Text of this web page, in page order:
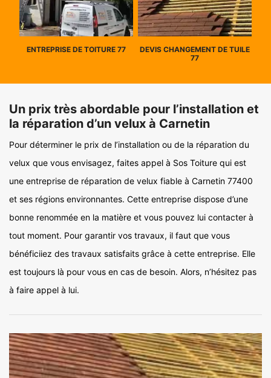
ENTREPRISE DE TOITURE 77
DEVIS CHANGEMENT DE TUILE
77
Un prix très abordable pour l’installation et
la réparation d’un velux à Carnetin
Pour déterminer le prix de l’installation ou de la réparation du
velux que vous envisagez, faites appel à Sos Toiture qui est
une entreprise de réparation de velux fiable à Carnetin 77400
et ses régions environnantes. Cette entreprise dispose d’une
bonne renommée en la matière et vous pouvez lui contacter à
tout moment. Pour garantir vos travaux, il faut que vous
bénéficiiez des travaux satisfaits grâce à cette entreprise. Elle
est toujours là pour vous en cas de besoin. Alors, n’hésitez pas
à faire appel à lui.